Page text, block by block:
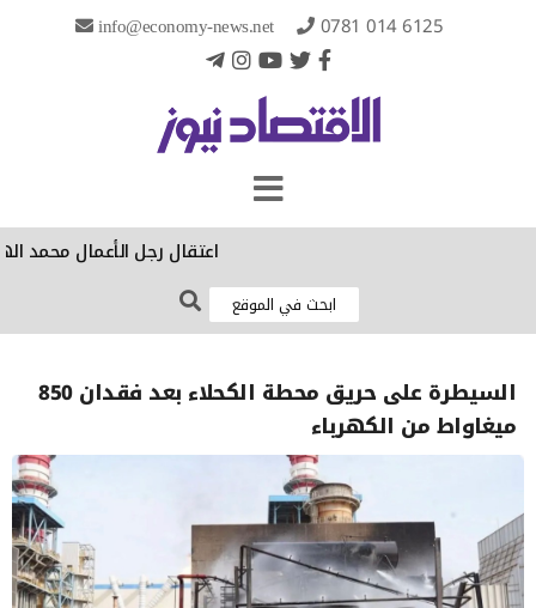
info@economy-news.net 0781 014 6125
‏اعتقال رجل الأعمال محمد
السيطرة على حريق محطة الكحلاء بعد فقدان 850
ميغاواط من الكهرباء